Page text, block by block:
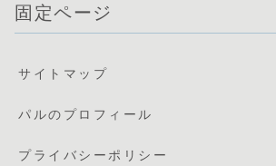
固定ページ
サイトマップ
パルのプロフィール
プライバシーポリシー